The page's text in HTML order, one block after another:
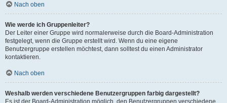
Nach oben
Wie werde ich Gruppenleiter?
Der Leiter einer Gruppe wird normalerweise durch die Board-Administration
festgelegt, wenn die Gruppe erstellt wird. Wenn du eine eigene
Benutzergruppe erstellen möchtest, dann solltest du einen Administrator
kontaktieren.
Nach oben
Weshalb werden verschiedene Benutzergruppen farbig dargestellt?
Es ist der Board-Administration möglich, den Benutzergruppen verschiedene